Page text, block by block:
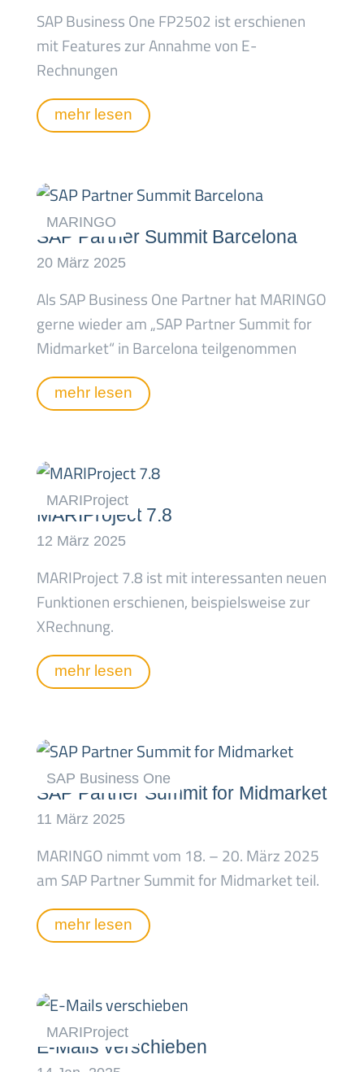
SAP Business One FP2502 ist erschienen
mit Features zur Annahme von E-
Rechnungen
mehr lesen
SAP Partner Summit Barcelona
Als SAP Business One Partner hat MARINGO
gerne wieder am „SAP Partner Summit for
Midmarket“ in Barcelona teilgenommen
mehr lesen
MARIProject 7.8
MARIProject 7.8 ist mit interessanten neuen
Funktionen erschienen, beispielsweise zur
XRechnung.
mehr lesen
SAP Partner Summit for Midmarket
MARINGO nimmt vom 18. – 20. März 2025
am SAP Partner Summit for Midmarket teil.
mehr lesen
E-Mails verschieben